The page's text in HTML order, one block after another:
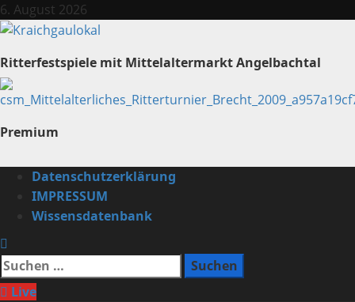
Zum
Inhalt
6. August 2026
Ritterfestspiele mit Mittelaltermarkt Angelbachtal
Premium
Primäres
Menü
Datenschutzerklärung
IMPRESSUM
Wissensdatenbank
Suchen
nach:
Live